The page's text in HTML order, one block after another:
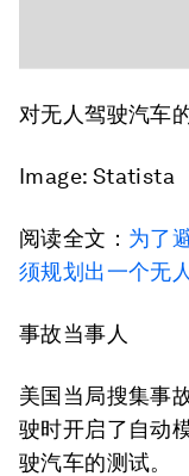
对无人驾驶汽车
Image: Statista
阅读全文： 为了
须规划出一个无
事故当事人
美国当局搜集事
驶时开启了自动
驶汽车的测试。